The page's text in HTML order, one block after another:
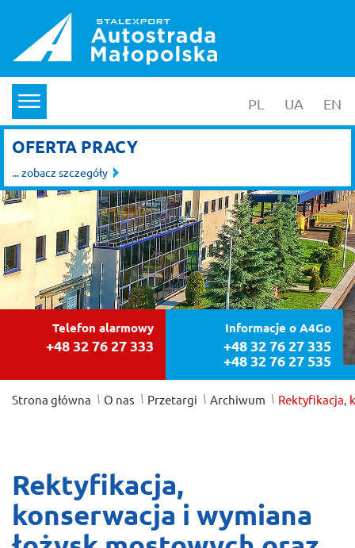
PL wersja polska
UA EN
menu
OFERTA PRACY
... zobacz szczegóły
Telefon alarmowy
+48 32 76 27 333
Informacje o A4Go
+48 32 76 27 335
+48 32 76 27 535
Strona główna /
O nas /
Przetargi /
Archiwum /
Rektyfikacja,
Rektyfikacja,
konserwacja i wymiana